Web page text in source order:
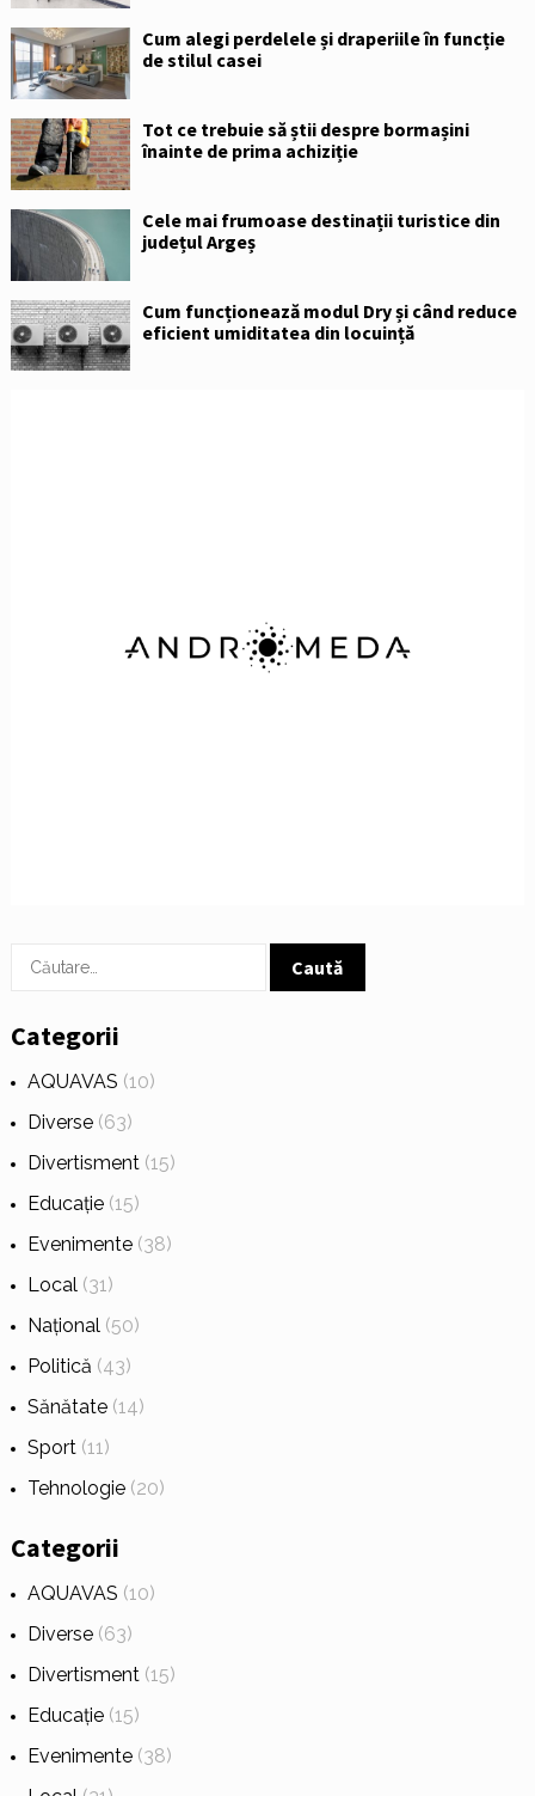
Cum alegi perdelele și draperiile în funcție
de stilul casei
Tot ce trebuie să știi despre bormașini
înainte de prima achiziție
Cele mai frumoase destinații turistice din
județul Argeș
Cum funcționează modul Dry și când reduce
eficient umiditatea din locuință
Caută
Categorii
AQUAVAS (10)
Diverse(63)
Divertisment(15)
Educație(15)
Evenimente(38)
Local(31)
Național(50)
Politică (43)
Sănătate(14)
Sport(11)
Tehnologie(20)
Categorii
AQUAVAS (10)
Diverse(63)
Divertisment(15)
Educație(15)
Evenimente(38)